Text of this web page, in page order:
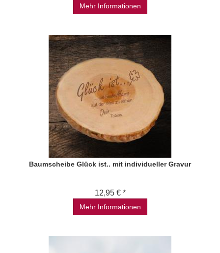
Mehr Informationen
Baumscheibe Glück ist.. mit individueller Gravur
12,95 € *
Mehr Informationen